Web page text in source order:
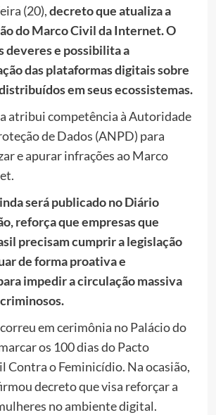
(20),decreto que atualiza a
do Marco Civil da Internet. O
deveres e possibilita a
das plataformas digitais sobre
em seus ecossistemas.
atribui competência à Autoridade
de Dados (ANPD) para
e apurar infrações ao Marco
será publicado no Diário
reforça que empresas que
precisam cumprir a legislação
de forma proativa e
impedir a circulação massiva
em cerimônia no Palácio do
os 100 dias do Pacto
Contra o Feminicídio. Na ocasião,
decreto que visa reforçar a
no ambiente digital.